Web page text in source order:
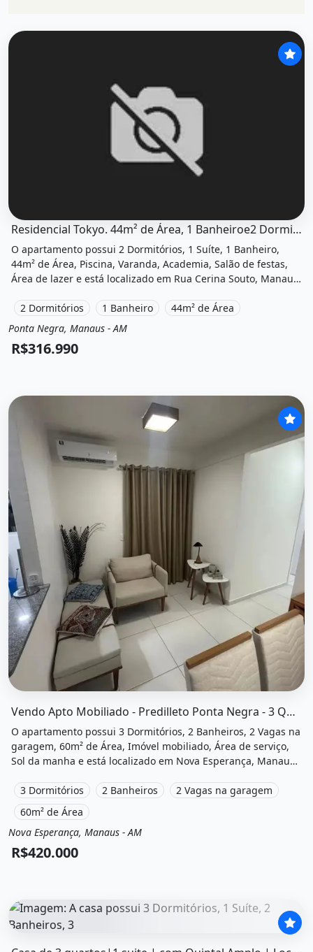
O imóvel &quot;Residencial tokyo. 44m² de área, 1 Residencial Tokyo. 44m² de Área, 1 Banheiroe2 Dormitórios
O apartamento possui 2 Dormitórios, 1 Suíte, 1 Banheiro,
44m² de Área, Piscina, Varanda, Academia, Salão de festas,
Área de lazer e está localizado em Rua Cerina Souto, Manaus,
2 Dormitórios
1 Banheiro
44m² de Área
Venda
Apartamento
Ponta Negra, Manaus - AM
R$316.990
Vendo Apto Mobiliado - Predilleto Ponta Negra - 3 Quartos
O apartamento possui 3 Dormitórios, 2 Banheiros, 2 Vagas na
garagem, 60m² de Área, Imóvel mobiliado, Área de serviço,
Sol da manha e está localizado em Nova Esperança, Manaus,
3 Dormitórios
2 Banheiros
2 Vagas na garagem
60m² de Área
Venda
Apartamento
Nova Esperança, Manaus - AM
R$420.000